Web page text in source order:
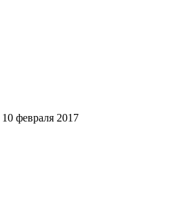
10 февраля 2017